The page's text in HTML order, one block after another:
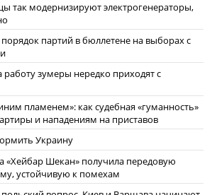
так модернизируют электрогенераторы,
партий в бюллетене на выборах с
работу зумеры нередко приходят с
пламенем»: как судебная «гуманность»
и нападениям на приставов
Украину
«Хейбар Шекан» получила передовую
устойчивую к помехам